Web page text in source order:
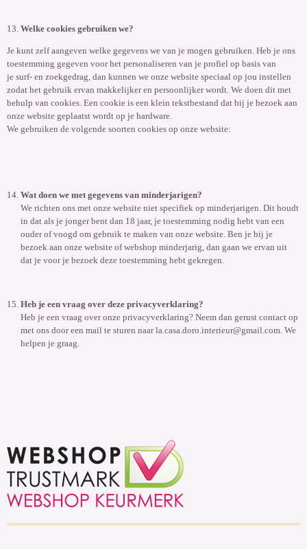
Welke cookies gebruiken we?
Je kunt zelf aangeven welke gegevens we van je mogen gebruiken. Heb je ons
toestemming gegeven voor het personaliseren van je profiel op basis van
je surf- en zoekgedrag, dan kunnen we onze website speciaal op jou instellen
zodat het gebruik ervan makkelijker en persoonlijker wordt. We doen dit met
behulp van cookies. Een cookie is een klein tekstbestand dat bij je bezoek aan
onze website geplaatst wordt op je hardware.
We gebruiken de volgende soorten cookies op onze website:
Wat doen we met gegevens van minderjarigen?
We richten ons met onze website niet specifiek op minderjarigen. Dit houdt
in dat als je jonger bent dan 18 jaar, je toestemming nodig hebt van een
ouder of voogd om gebruik te maken van onze website. Ben je bij je
bezoek aan onze website of webshop minderjarig, dan gaan we ervan uit
dat je voor je bezoek deze toestemming hebt gekregen.
Heb je een vraag over deze privacyverklaring?
Heb je een vraag over onze privacyverklaring? Neem dan gerust contact op
met ons door een mail te sturen naarla.casa.doro.interieur@gmail.com. We
helpen je graag.